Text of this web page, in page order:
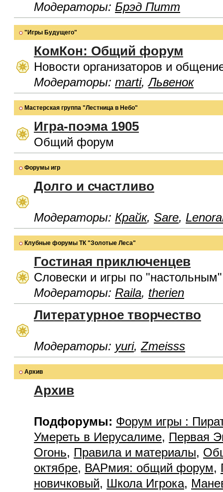
Модераторы: Брэд Питт
"Игры Будущего"
КомКон: Общий форум
Новости организаторов и
Модераторы: marti,Львенок
Мастерская группа "Лестница в Небо"
Игра-поэма 1905
Общий форум
Форумы игр
Долго и счастливо
Модераторы: Крайк, Sare,
Клубные форумы ТК "Золотые Леса"
Гостиная приключенцев
Словески и игры по
Модераторы: Raila, therien
Литературное творчество
Модераторы: yuri,Zmeisss
Архив
Архив
Подфорумы: Форум игры :
Умереть в Иерусалиме, Первая
Огонь, Правила и материалы,
октябре, ВАРмия: общий форум,
новичковый, Школа Игрока,